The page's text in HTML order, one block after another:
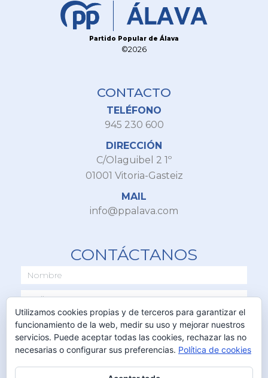
Partido Popular de Álava
©2026
CONTACTO
TELÉFONO
945 230 600
DIRECCIÓN
C/Olaguibel 2 1º
01001 Vitoria-Gasteiz
MAIL
info@ppalava.com
CONTÁCTANOS
Utilizamos cookies propias y de terceros para garantizar el
funcionamiento de la web, medir su uso y mejorar nuestros
servicios. Puede aceptar todas las cookies, rechazar las no
necesarias o configurar sus preferencias. Política de cookies